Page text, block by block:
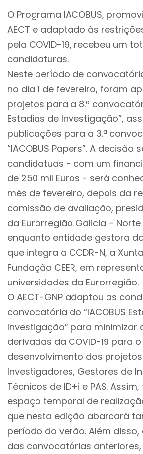
O Programa IACOBUS,
AECT e adaptado às
pela COVID-19, recebeu um
candidaturas.
Neste período de
no dia 1 de fevereiro, foram
projetos para a 8.ª
Estadias de Investigação”,
publicações para a 3.ª
“IACOBUS Papers”. A decisão
candidatuas - com um
de 250 mil Euros - será
mês de fevereiro, depois da
comissão de avaliação,
da Eurorregião Galicia –
enquanto entidade gestora
que integra a CCDR-N, a
Fundação CEER, em
universidades da Eurorregião.
O AECT-GNP adaptou as
convocatória do “IACOBUS
Investigação” para minimizar
derivadas da COVID-19 para o
desenvolvimento dos projetos
Investigadores, Gestores de
Técnicos de ID+i e PAS.
espaço temporal de
que nesta edição abarcará
período do verão. Além
das convocatórias